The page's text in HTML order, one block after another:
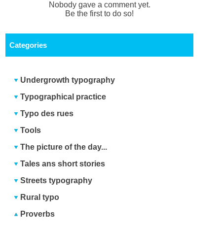
Nobody gave a comment yet.
Be the first to do so!
Categories
Undergrowth typography
Typographical practice
Typo des rues
Tools
The picture of the day...
Tales ans short stories
Streets typography
Rural typo
Proverbs